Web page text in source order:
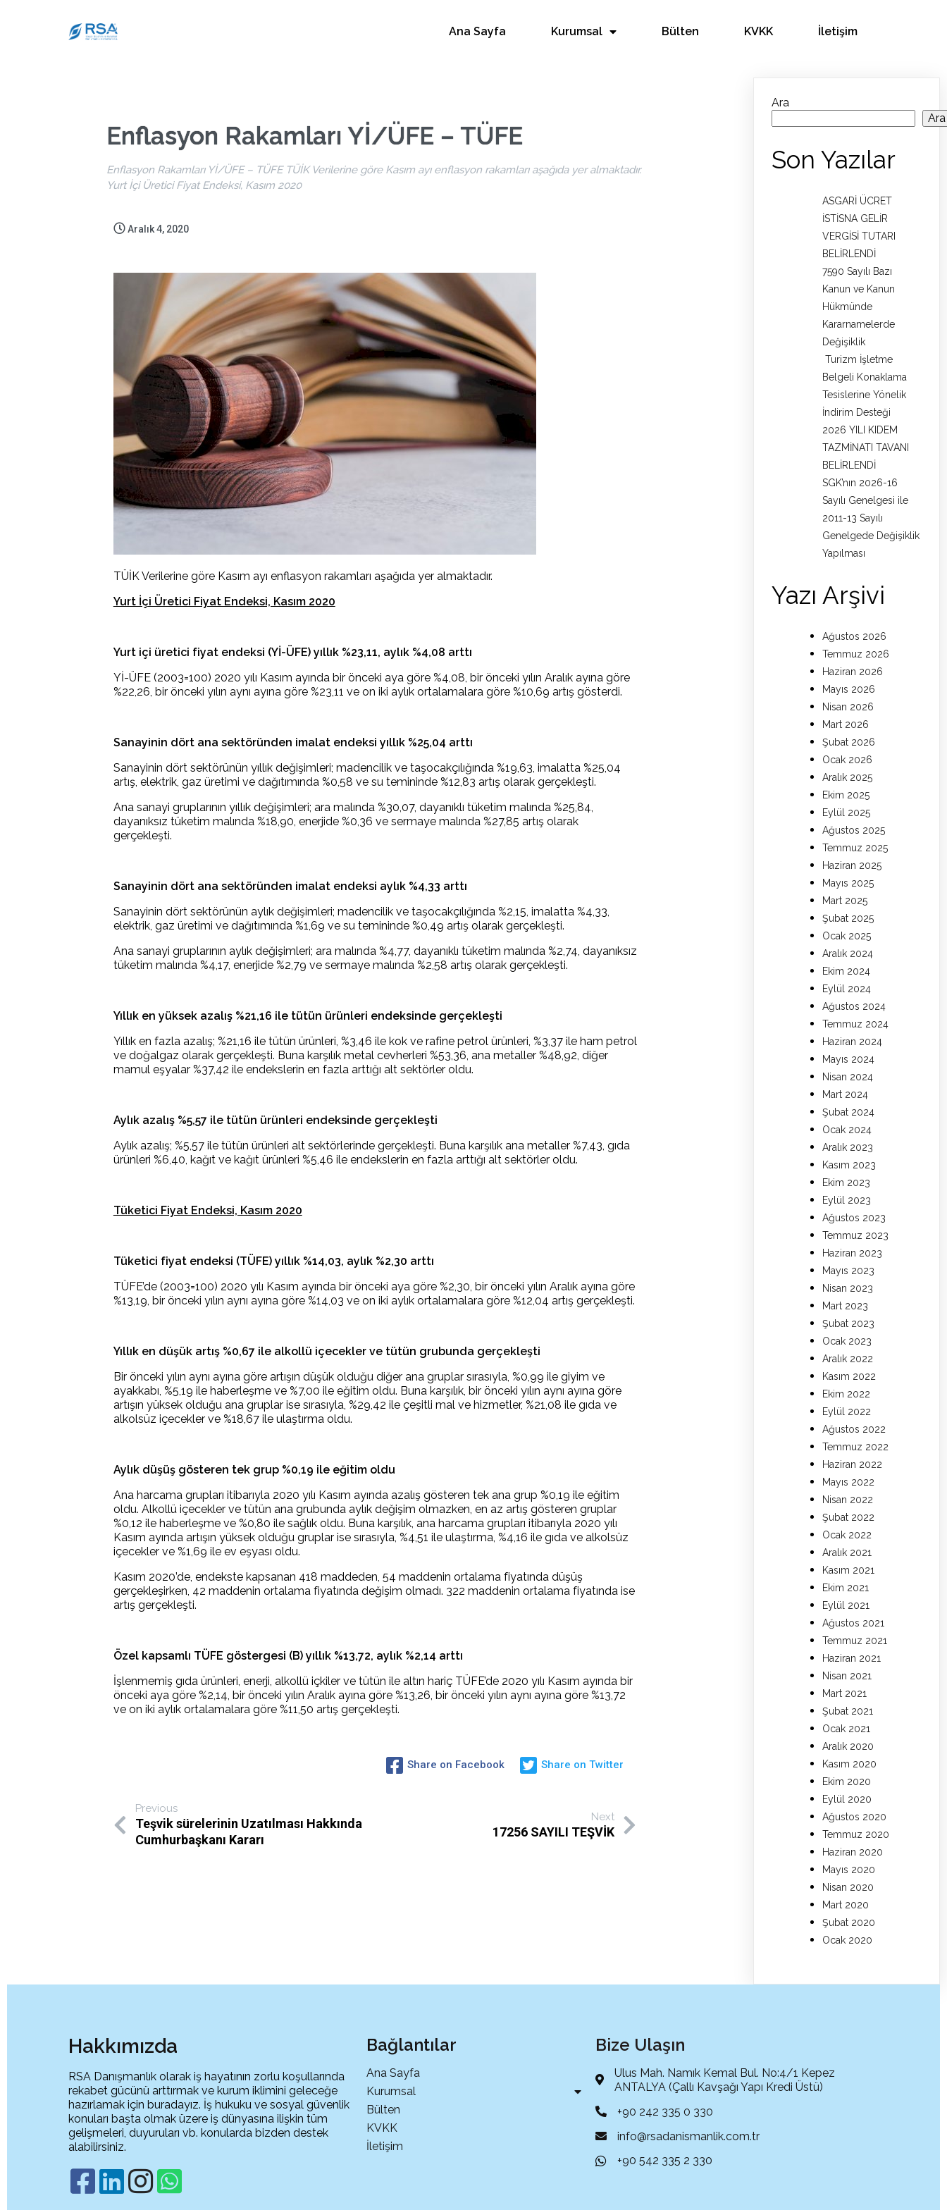
Ana Sayfa Kurumsal Bülten KVKK İletişim
Enflasyon Rakamları Yİ/ÜFE – TÜFE
Enflasyon Rakamları Yİ/ÜFE – TÜFE TÜİK Verilerine göre Kasım ayı enflasyon rakamları aşağıda yer almaktadır.
Yurt İçi Üretici Fiyat Endeksi, Kasım 2020
Aralık 4, 2020
TÜİK Verilerine göre Kasım ayı enflasyon rakamları aşağıda yer almaktadır.
Yurt İçi Üretici Fiyat Endeksi, Kasım 2020
Yurt içi üretici fiyat endeksi (Yİ-ÜFE) yıllık %23,11, aylık %4,08 arttı
Yİ-ÜFE (2003=100) 2020 yılı Kasım ayında bir önceki aya göre %4,08, bir önceki yılın Aralık ayına göre
%22,26, bir önceki yılın aynı ayına göre %23,11 ve on iki aylık ortalamalara göre %10,69 artış gösterdi.
Sanayinin dört ana sektöründen imalat endeksi yıllık %25,04 arttı
Sanayinin dört sektörünün yıllık değişimleri; madencilik ve taşocakçılığında %19,63, imalatta %25,04
artış, elektrik, gaz üretimi ve dağıtımında %0,58 ve su temininde %12,83 artış olarak gerçekleşti.
Ana sanayi gruplarının yıllık değişimleri; ara malında %30,07, dayanıklı tüketim malında %25,84,
dayanıksız tüketim malında %18,90, enerjide %0,36 ve sermaye malında %27,85 artış olarak
gerçekleşti.
Sanayinin dört ana sektöründen imalat endeksi aylık %4,33 arttı
Sanayinin dört sektörünün aylık değişimleri; madencilik ve taşocakçılığında %2,15, imalatta %4,33,
elektrik, gaz üretimi ve dağıtımında %1,69 ve su temininde %0,49 artış olarak gerçekleşti.
Ana sanayi gruplarının aylık değişimleri; ara malında %4,77, dayanıklı tüketim malında %2,74, dayanıksız
tüketim malında %4,17, enerjide %2,79 ve sermaye malında %2,58 artış olarak gerçekleşti.
Yıllık en yüksek azalış %21,16 ile tütün ürünleri endeksinde gerçekleşti
Yıllık en fazla azalış; %21,16 ile tütün ürünleri, %3,46 ile kok ve rafine petrol ürünleri, %3,37 ile ham petrol
ve doğalgaz olarak gerçekleşti. Buna karşılık metal cevherleri %53,36, ana metaller %48,92, diğer
mamul eşyalar %37,42 ile endekslerin en fazla arttığı alt sektörler oldu.
Aylık azalış %5,57 ile tütün ürünleri endeksinde gerçekleşti
Aylık azalış; %5,57 ile tütün ürünleri alt sektörlerinde gerçekleşti. Buna karşılık ana metaller %7,43, gıda
ürünleri %6,40, kağıt ve kağıt ürünleri %5,46 ile endekslerin en fazla arttığı alt sektörler oldu.
Tüketici Fiyat Endeksi, Kasım 2020
Tüketici fiyat endeksi (TÜFE) yıllık %14,03, aylık %2,30 arttı
TÜFE’de (2003=100) 2020 yılı Kasım ayında bir önceki aya göre %2,30, bir önceki yılın Aralık ayına göre
%13,19, bir önceki yılın aynı ayına göre %14,03 ve on iki aylık ortalamalara göre %12,04 artış gerçekleşti.
Yıllık en düşük artış %0,67 ile alkollü içecekler ve tütün grubunda gerçekleşti
Bir önceki yılın aynı ayına göre artışın düşük olduğu diğer ana gruplar sırasıyla, %0,99 ile giyim ve
ayakkabı, %5,19 ile haberleşme ve %7,00 ile eğitim oldu. Buna karşılık, bir önceki yılın aynı ayına göre
artışın yüksek olduğu ana gruplar ise sırasıyla, %29,42 ile çeşitli mal ve hizmetler, %21,08 ile gıda ve
alkolsüz içecekler ve %18,67 ile ulaştırma oldu.
Aylık düşüş gösteren tek grup %0,19 ile eğitim oldu
Ana harcama grupları itibarıyla 2020 yılı Kasım ayında azalış gösteren tek ana grup %0,19 ile eğitim
oldu. Alkollü içecekler ve tütün ana grubunda aylık değişim olmazken, en az artış gösteren gruplar
%0,12 ile haberleşme ve %0,80 ile sağlık oldu. Buna karşılık, ana harcama grupları itibarıyla 2020 yılı
Kasım ayında artışın yüksek olduğu gruplar ise sırasıyla, %4,51 ile ulaştırma, %4,16 ile gıda ve alkolsüz
içecekler ve %1,69 ile ev eşyası oldu.
Kasım 2020’de, endekste kapsanan 418 maddeden, 54 maddenin ortalama fiyatında düşüş
gerçekleşirken, 42 maddenin ortalama fiyatında değişim olmadı. 322 maddenin ortalama fiyatında ise
artış gerçekleşti.
Özel kapsamlı TÜFE göstergesi (B) yıllık %13,72, aylık %2,14 arttı
İşlenmemiş gıda ürünleri, enerji, alkollü içkiler ve tütün ile altın hariç TÜFE’de 2020 yılı Kasım ayında bir
önceki aya göre %2,14, bir önceki yılın Aralık ayına göre %13,26, bir önceki yılın aynı ayına göre %13,72
ve on iki aylık ortalamalara göre %11,50 artış gerçekleşti.
Share on Facebook Share on Twitter
Previous
Teşvik sürelerinin Uzatılması Hakkında
Cumhurbaşkanı Kararı
Next
17256 SAYILI TEŞVİK
Ara
Ara
Son Yazılar
ASGARİ ÜCRET
İSTİSNA GELİR
VERGİSİ TUTARI
BELİRLENDİ
7590 Sayılı Bazı
Kanun ve Kanun
Hükmünde
Kararnamelerde
Değişiklik
Turizm İşletme
Belgeli Konaklama
Tesislerine Yönelik
İndirim Desteği
2026 YILI KIDEM
TAZMİNATI TAVANI
BELİRLENDİ
SGK’nın 2026-16
Sayılı Genelgesi ile
2011-13 Sayılı
Genelgede Değişiklik
Yapılması
Yazı Arşivi
Ağustos 2026
Temmuz 2026
Haziran 2026
Mayıs 2026
Nisan 2026
Mart 2026
Şubat 2026
Ocak 2026
Aralık 2025
Ekim 2025
Eylül 2025
Ağustos 2025
Temmuz 2025
Haziran 2025
Mayıs 2025
Mart 2025
Şubat 2025
Ocak 2025
Aralık 2024
Ekim 2024
Eylül 2024
Ağustos 2024
Temmuz 2024
Haziran 2024
Mayıs 2024
Nisan 2024
Mart 2024
Şubat 2024
Ocak 2024
Aralık 2023
Kasım 2023
Ekim 2023
Eylül 2023
Ağustos 2023
Temmuz 2023
Haziran 2023
Mayıs 2023
Nisan 2023
Mart 2023
Şubat 2023
Ocak 2023
Aralık 2022
Kasım 2022
Ekim 2022
Eylül 2022
Ağustos 2022
Temmuz 2022
Haziran 2022
Mayıs 2022
Nisan 2022
Şubat 2022
Ocak 2022
Aralık 2021
Kasım 2021
Ekim 2021
Eylül 2021
Ağustos 2021
Temmuz 2021
Haziran 2021
Nisan 2021
Mart 2021
Şubat 2021
Ocak 2021
Aralık 2020
Kasım 2020
Ekim 2020
Eylül 2020
Ağustos 2020
Temmuz 2020
Haziran 2020
Mayıs 2020
Nisan 2020
Mart 2020
Şubat 2020
Ocak 2020
Hakkımızda
RSA Danışmanlık olarak iş hayatının zorlu koşullarında
rekabet gücünü arttırmak ve kurum iklimini geleceğe
hazırlamak için buradayız. İş hukuku ve sosyal güvenlik
konuları başta olmak üzere iş dünyasına ilişkin tüm
gelişmeleri, duyuruları vb. konularda bizden destek
alabilirsiniz.
Bağlantılar
Ana Sayfa
Kurumsal
Bülten
KVKK
İletişim
Bize Ulaşın
Ulus Mah. Namık Kemal Bul. No:4/1 Kepez
ANTALYA (Çallı Kavşağı Yapı Kredi Üstü)
+90 242 335 0 330
info@rsadanismanlik.com.tr
+90 542 335 2 330